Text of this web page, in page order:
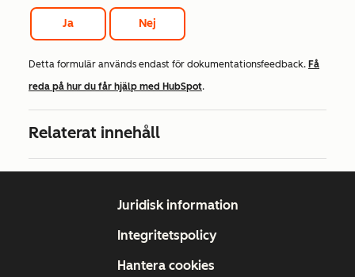
Ja Nej
Detta formulär används endast för dokumentationsfeedback. Få
reda på hur du får hjälp med HubSpot.
Relaterat innehåll
Juridisk information
Integritetspolicy
Hantera cookies